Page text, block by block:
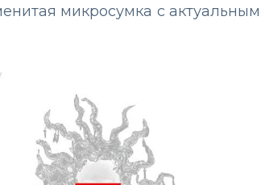
микросумка с актуальным